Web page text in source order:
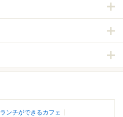
ランチができるカフェ